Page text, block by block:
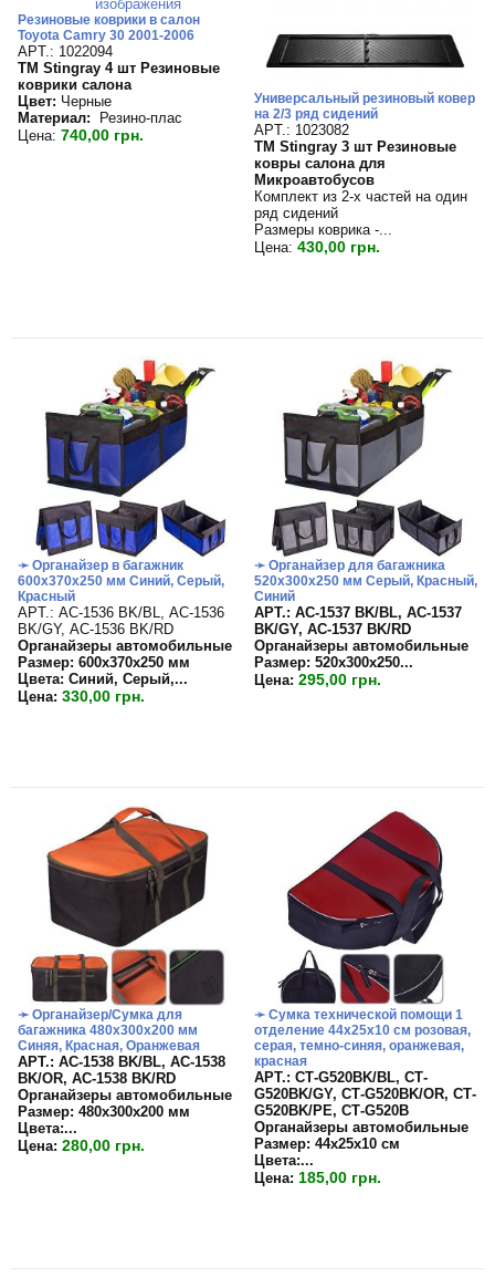
Резиновые коврики в салон
Toyota Camry 30 2001-2006
APT.: 1022094
TM Stingray 4 шт Резиновые
коврики салона
Цвет: Черные
Материал:
Резино-плас
Цена: 740,00 грн.
Универсальный резиновый ковер
на 2/3 ряд сидений
APT.: 1023082
TM Stingray 3 шт Резиновые
ковры салона для
Микроавтобусов
Комплект из 2-х частей на один
ряд сидений
Размеры коврика -...
Цена: 430,00 грн.
➛ Органайзер в багажник
600х370х250 мм Синий, Серый,
Красный
APT.: АС-1536 BK/BL, АС-1536
BK/GY, АС-1536 BK/RD
Органайзеры автомобильные
Размер: 600х370х250 мм
Цвета: Синий, Серый,...
Цена: 330,00 грн.
➛ Органайзер для багажника
520х300х250 мм Серый, Красный,
Синий
APT.: АС-1537 BK/BL, АС-1537
BK/GY, АС-1537 BK/RD
Органайзеры автомобильные
Размер: 520х300х250...
Цена: 295,00 грн.
➛ Органайзер/Сумка для
багажника 480х300х200 мм
Синяя, Красная, Оранжевая
APT.: АС-1538 BK/BL, АС-1538
BK/OR, АС-1538 BK/RD
Органайзеры автомобильные
Размер: 480х300х200 мм
Цвета:...
Цена: 280,00 грн.
➛ Сумка технической помощи 1
отделение 44х25х10 см розовая,
серая, темно-синяя, оранжевая,
красная
APT.: СТ-G520BK/BL, СТ-
G520BK/GY, СТ-G520BK/OR, СТ-
G520BK/PE, СТ-G520B
Органайзеры автомобильные
Размер: 44х25х10 см
Цвета:...
Цена: 185,00 грн.